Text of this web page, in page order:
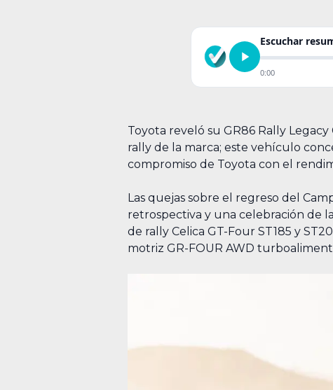
Escuchar
0:00
Toyota reveló su GR86 Rally
rally de la marca; este vehículo
compromiso de Toyota con el
Las quejas sobre el regreso del
retrospectiva y una celebración de
de rally Celica GT-Four ST185 y
motriz GR-FOUR AWD